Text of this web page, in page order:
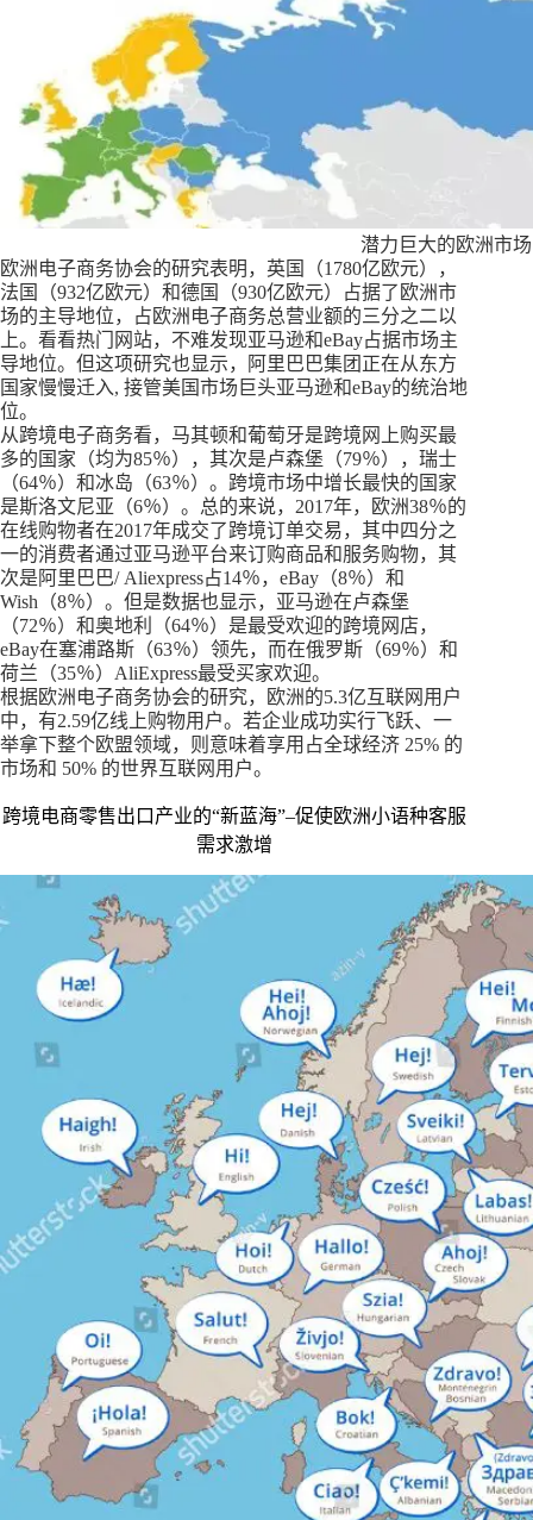
潜力巨大的欧洲市场
欧洲电子商务协会的研究表明，英国（1780亿欧元），
法国（932亿欧元）和德国（930亿欧元）占据了欧洲市
场的主导地位，占欧洲电子商务总营业额的三分之二以
上。看看热门网站，不难发现亚马逊和eBay占据市场主
导地位。但这项研究也显示，阿里巴巴集团正在从东方
国家慢慢迁入, 接管美国市场巨头亚马逊和eBay的统治地
位。
从跨境电子商务看，马其顿和葡萄牙是跨境网上购买最
多的国家（均为85％），其次是卢森堡（79％），瑞士
（64％）和冰岛（63％）。跨境市场中增长最快的国家
是斯洛文尼亚（6％）。总的来说，2017年，欧洲38％的
在线购物者在2017年成交了跨境订单交易，其中四分之
一的消费者通过亚马逊平台来订购商品和服务购物，其
次是阿里巴巴/ Aliexpress占14％，eBay（8％）和
Wish（8％）。但是数据也显示，亚马逊在卢森堡
（72％）和奥地利（64％）是最受欢迎的跨境网店，
eBay在塞浦路斯（63％）领先，而在俄罗斯（69％）和
荷兰（35％）AliExpress最受买家欢迎。
根据欧洲电子商务协会的研究，欧洲的5.3亿互联网用户
中，有2.59亿线上购物用户。若企业成功实行飞跃、一
举拿下整个欧盟领域，则意味着享用占全球经济 25% 的
市场和 50% 的世界互联网用户。
跨境电商零售出口产业的“新蓝海”–促使欧洲小语种客服
需求激增